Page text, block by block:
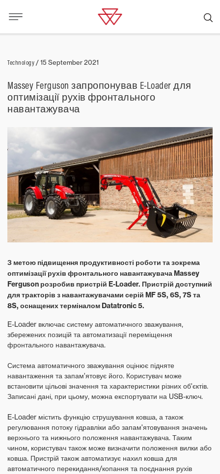
Technology /15 September 2021
Massey Ferguson запропонував E-Loader для
оптимізації рухів фронтального
навантажувача
З метою підвищення продуктивності роботи та зокрема
оптимізації рухів фронтального навантажувача Massey
Ferguson розробив пристрій E-Loader. Пристрій доступний
для тракторів з навантажувачами серій MF 5S, 6S, 7S та
8S, оснащених терміналом Datatronic 5.
E-Loader включає систему автоматичного зважування,
збережених позицій та автоматизації переміщення
фронтального навантажувача.
Система автоматичного зважування оцінює підняте
навантаження та запам'ятовує його. Користувач може
встановити цільові значення та характеристики різних об'єктів.
Записані дані, при цьому, можна експортувати на USB-ключ.
E-Loader містить функцію струшування ковша, а також
регулювання потоку гідравліки або запам'ятовування значень
верхнього та нижнього положення навантажувача. Таким
чином, користувач також може визначити положення вилки або
ковша. Пристрій також автоматизує нахил ковша для
автоматичного перекидання/копання та поєднання рухів